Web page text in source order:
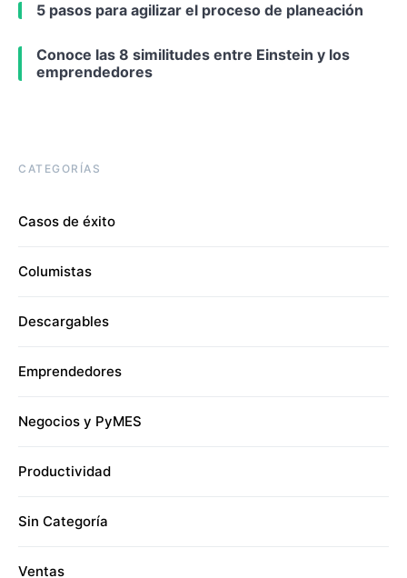
5 pasos para agilizar el proceso de planeación
Conoce las 8 similitudes entre Einstein y los
emprendedores
CATEGORÍAS
Casos de éxito
Columistas
Descargables
Emprendedores
Negocios y PyMES
Productividad
Sin Categoría
Ventas